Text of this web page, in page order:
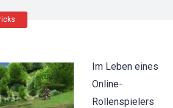
Im Leben eines
Online-
Rollenspielers